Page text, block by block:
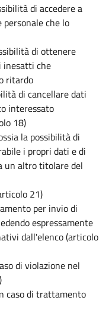
di accedere a
che lo
di ottenere
inesatti che
ritardo
di cancellare dati
interessato
18)
la possibilità di
i propri dati e di
un altro titolare del
21)
per invio di
espressamente
dall'elenco (articolo
di violazione nel
caso di trattamento